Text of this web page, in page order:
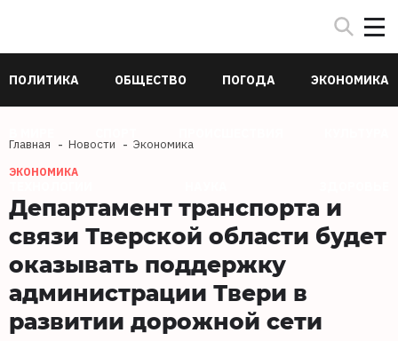
ПОЛИТИКА ОБЩЕСТВО ПОГОДА ЭКОНОМИКА
Главная Новости Экономика
ЭКОНОМИКА
Департамент транспорта и
связи Тверской области будет
оказывать поддержку
администрации Твери в
развитии дорожной сети